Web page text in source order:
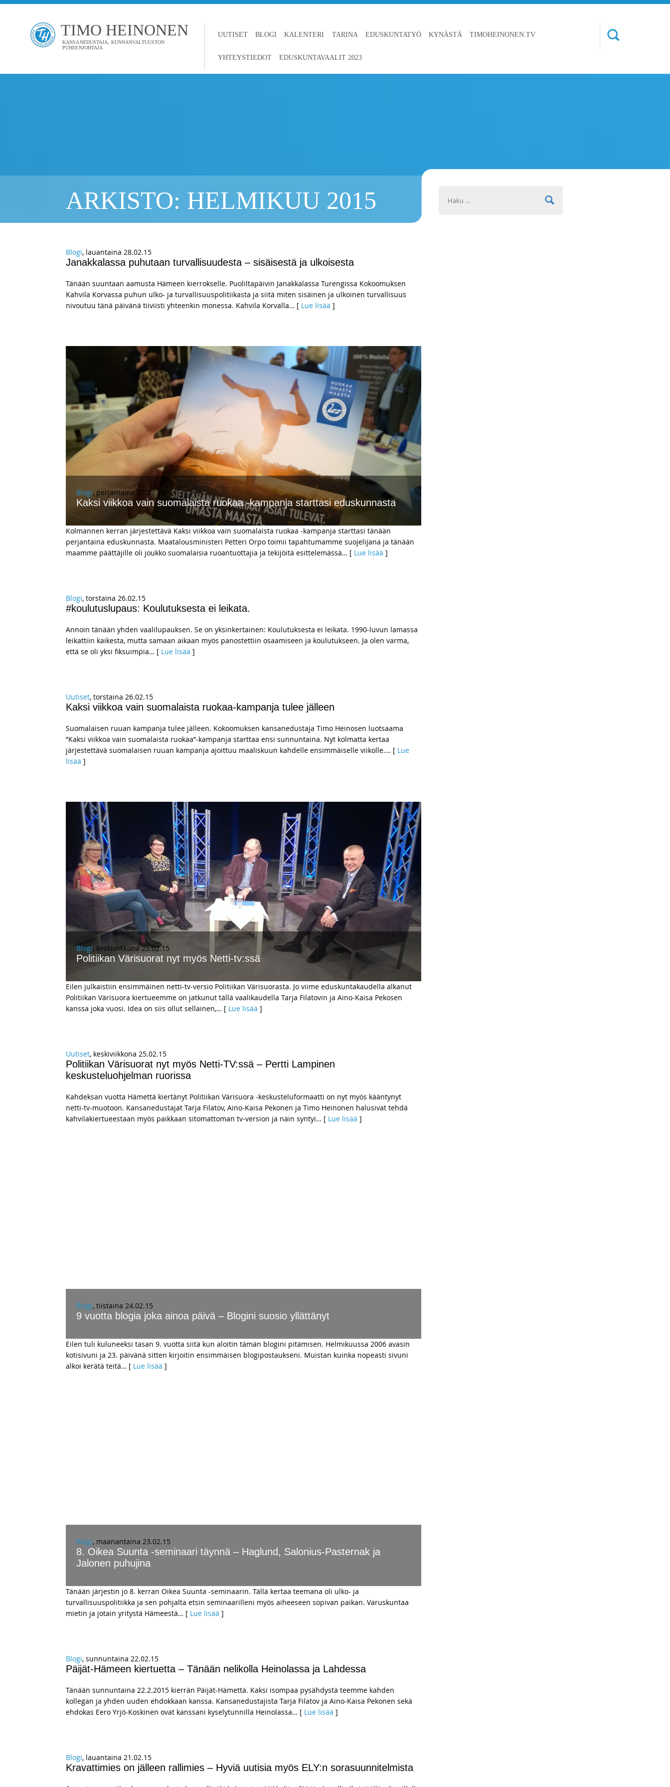
TIMO HEINONEN
KANSANEDUSTAJA, KUNNANVALTUUSTON
PUHEENJOHTAJA
UUTISET BLOGI KALENTERI TARINA EDUSKUNTATYÖ KYNÄSTÄ TIMOHEINONEN.TV
YHTEYSTIEDOT EDUSKUNTAVAALIT 2023
ARKISTO: HELMIKUU 2015
Blogi, lauantaina 28.02.15
Janakkalassa puhutaan turvallisuudesta – sisäisestä ja ulkoisesta
Tänään suuntaan aamusta Hämeen kierrokselle. Puoliltapäivin Janakkalassa Turengissa Kokoomuksen
Kahvila Korvassa puhun ulko- ja turvallisuuspolitiikasta ja siitä miten sisäinen ja ulkoinen turvallisuus
nivoutuu tänä päivänä tiiviisti yhteenkin monessa. Kahvila Korvalla… [ Lue lisää ]
Blogi, perjantaina 27.02.15
Kaksi viikkoa vain suomalaista ruokaa -kampanja starttasi eduskunnasta
Kolmannen kerran järjestettävä Kaksi viikkoa vain suomalaista ruokaa -kampanja starttasi tänään
perjantaina eduskunnasta. Maatalousministeri Petteri Orpo toimii tapahtumamme suojelijana ja tänään
maamme päättäjille oli joukko suomalaisia ruoantuottajia ja tekijöitä esittelemässä… [ Lue lisää ]
Blogi, torstaina 26.02.15
#koulutuslupaus: Koulutuksesta ei leikata.
Annoin tänään yhden vaalilupauksen. Se on yksinkertainen: Koulutuksesta ei leikata. 1990-luvun lamassa
leikattiin kaikesta, mutta samaan aikaan myös panostettiin osaamiseen ja koulutukseen. Ja olen varma,
että se oli yksi fiksuimpia… [ Lue lisää ]
Uutiset, torstaina 26.02.15
Kaksi viikkoa vain suomalaista ruokaa-kampanja tulee jälleen
Suomalaisen ruuan kampanja tulee jälleen. Kokoomuksen kansanedustaja Timo Heinosen luotsaama
”Kaksi viikkoa vain suomalaista ruokaa”-kampanja starttaa ensi sunnuntaina. Nyt kolmatta kertaa
järjestettävä suomalaisen ruuan kampanja ajoittuu maaliskuun kahdelle ensimmäiselle viikolle.… [ Lue
lisää ]
Blogi, keskiviikkona 25.02.15
Politiikan Värisuorat nyt myös Netti-tv:ssä
Eilen julkaistiin ensimmäinen netti-tv-versio Politiikan Värisuorasta. Jo viime eduskuntakaudella alkanut
Politiikan Värisuora kiertueemme on jatkunut tällä vaalikaudella Tarja Filatovin ja Aino-Kaisa Pekosen
kanssa joka vuosi. Idea on siis ollut sellainen,… [ Lue lisää ]
Uutiset, keskiviikkona 25.02.15
Politiikan Värisuorat nyt myös Netti-TV:ssä – Pertti Lampinen
keskusteluohjelman ruorissa
Kahdeksan vuotta Hämettä kiertänyt Politiikan Värisuora -keskusteluformaatti on nyt myös kääntynyt
netti-tv-muotoon. Kansanedustajat Tarja Filatov, Aino-Kaisa Pekonen ja Timo Heinonen halusivat tehdä
kahvilakiertueestaan myös paikkaan sitomattoman tv-version ja näin syntyi… [ Lue lisää ]
Blogi, tiistaina 24.02.15
9 vuotta blogia joka ainoa päivä – Blogini suosio yllättänyt
Eilen tuli kuluneeksi tasan 9. vuotta siitä kun aloitin tämän blogini pitämisen. Helmikuussa 2006 avasin
kotisivuni ja 23. päivänä sitten kirjoitin ensimmäisen blogipostaukseni. Muistan kuinka nopeasti sivuni
alkoi kerätä teitä… [ Lue lisää ]
Blogi, maanantaina 23.02.15
8. Oikea Suunta -seminaari täynnä – Haglund, Salonius-Pasternak ja
Jalonen puhujina
Tänään järjestin jo 8. kerran Oikea Suunta -seminaarin. Tällä kertaa teemana oli ulko- ja
turvallisuuspolitiikka ja sen pohjalta etsin seminaarilleni myös aiheeseen sopivan paikan. Varuskuntaa
mietin ja jotain yritystä Hämeestä… [ Lue lisää ]
Blogi, sunnuntaina 22.02.15
Päijät-Hämeen kiertuetta – Tänään nelikolla Heinolassa ja Lahdessa
Tänään sunnuntaina 22.2.2015 kierrän Päijät-Hämettä. Kaksi isompaa pysähdystä teemme kahden
kollegan ja yhden uuden ehdokkaan kanssa. Kansanedustajista Tarja Filatov ja Aino-Kaisa Pekonen sekä
ehdokas Eero Yrjö-Koskinen ovat kanssani kyselytunnilla Heinolassa… [ Lue lisää ]
Blogi, lauantaina 21.02.15
Kravattimies on jälleen rallimies – Hyviä uutisia myös ELY:n sorasuunnitelmista